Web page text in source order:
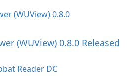
(WUView) 0.8.0 Released